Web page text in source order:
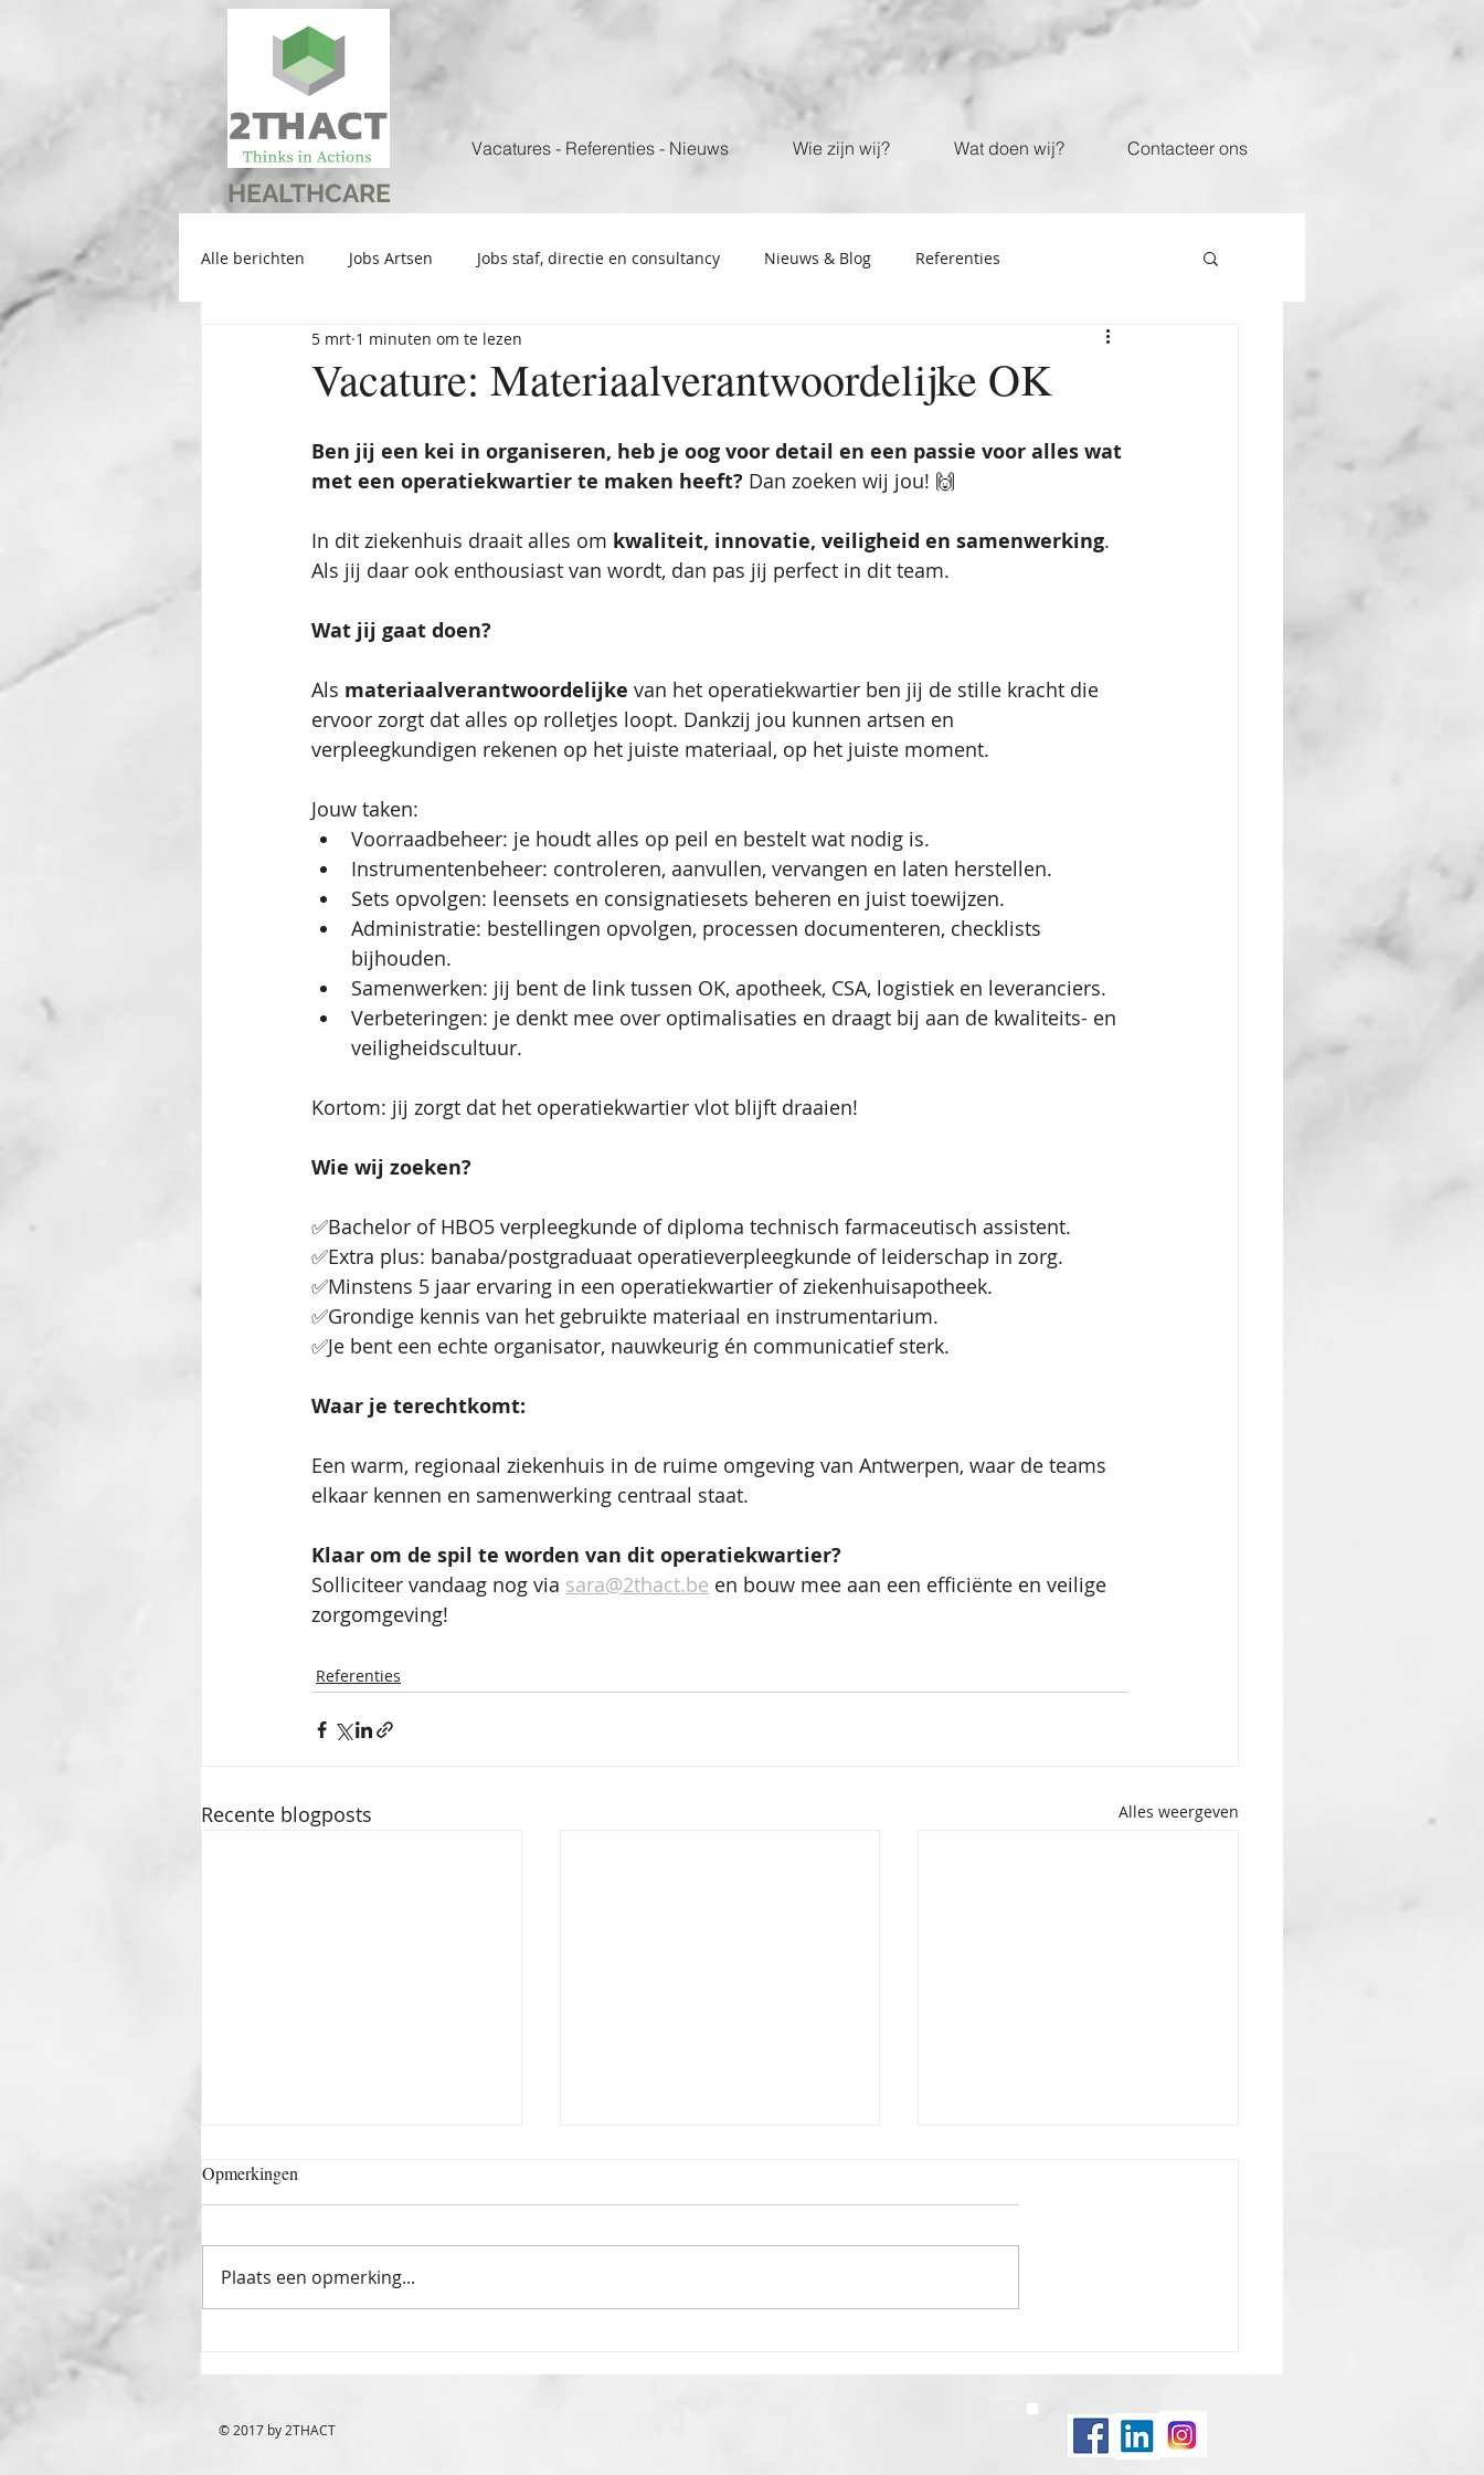
Vacatures - Referenties - Nieuws Wie zijn wij? Wat doen wij? Contacteer ons
HEALTHCARE
Alle berichten Jobs Artsen Jobs staf, directie en consultancy Nieuws & Blog Referenties
Vacature: Materiaalverantwoordelijke OK
5 mrt 1 minuten om te lezen
Ben jij een kei in organiseren, heb je oog voor detail en een passie voor alles wat
met een operatiekwartier te maken heeft? Dan zoeken wij jou! 🙌
In dit ziekenhuis draait alles om kwaliteit, innovatie, veiligheid en samenwerking.
Als jij daar ook enthousiast van wordt, dan pas jij perfect in dit team.
Wat jij gaat doen?
Als materiaalverantwoordelijke van het operatiekwartier ben jij de stille kracht die
ervoor zorgt dat alles op rolletjes loopt. Dankzij jou kunnen artsen en
verpleegkundigen rekenen op het juiste materiaal, op het juiste moment.
Jouw taken:
Voorraadbeheer: je houdt alles op peil en bestelt wat nodig is.
Instrumentenbeheer: controleren, aanvullen, vervangen en laten herstellen.
Sets opvolgen: leensets en consignatiesets beheren en juist toewijzen.
Administratie: bestellingen opvolgen, processen documenteren, checklists
bijhouden.
Samenwerken: jij bent de link tussen OK, apotheek, CSA, logistiek en leveranciers.
Verbeteringen: je denkt mee over optimalisaties en draagt bij aan de kwaliteits- en
veiligheidscultuur.
Kortom: jij zorgt dat het operatiekwartier vlot blijft draaien!
Wie wij zoeken?
✅Bachelor of HBO5 verpleegkunde of diploma technisch farmaceutisch assistent.
✅Extra plus: banaba/postgraduaat operatieverpleegkunde of leiderschap in zorg.
✅Minstens 5 jaar ervaring in een operatiekwartier of ziekenhuisapotheek.
✅Grondige kennis van het gebruikte materiaal en instrumentarium.
✅Je bent een echte organisator, nauwkeurig én communicatief sterk.
Waar je terechtkomt:
Een warm, regionaal ziekenhuis in de ruime omgeving van Antwerpen, waar de teams
elkaar kennen en samenwerking centraal staat.
Klaar om de spil te worden van dit operatiekwartier?
Solliciteer vandaag nog via sara@2thact.be en bouw mee aan een efficiënte en veilige
zorgomgeving!
Referenties
Recente blogposts Alles weergeven
Opmerkingen
Plaats een opmerking...
© 2017 by 2THACT